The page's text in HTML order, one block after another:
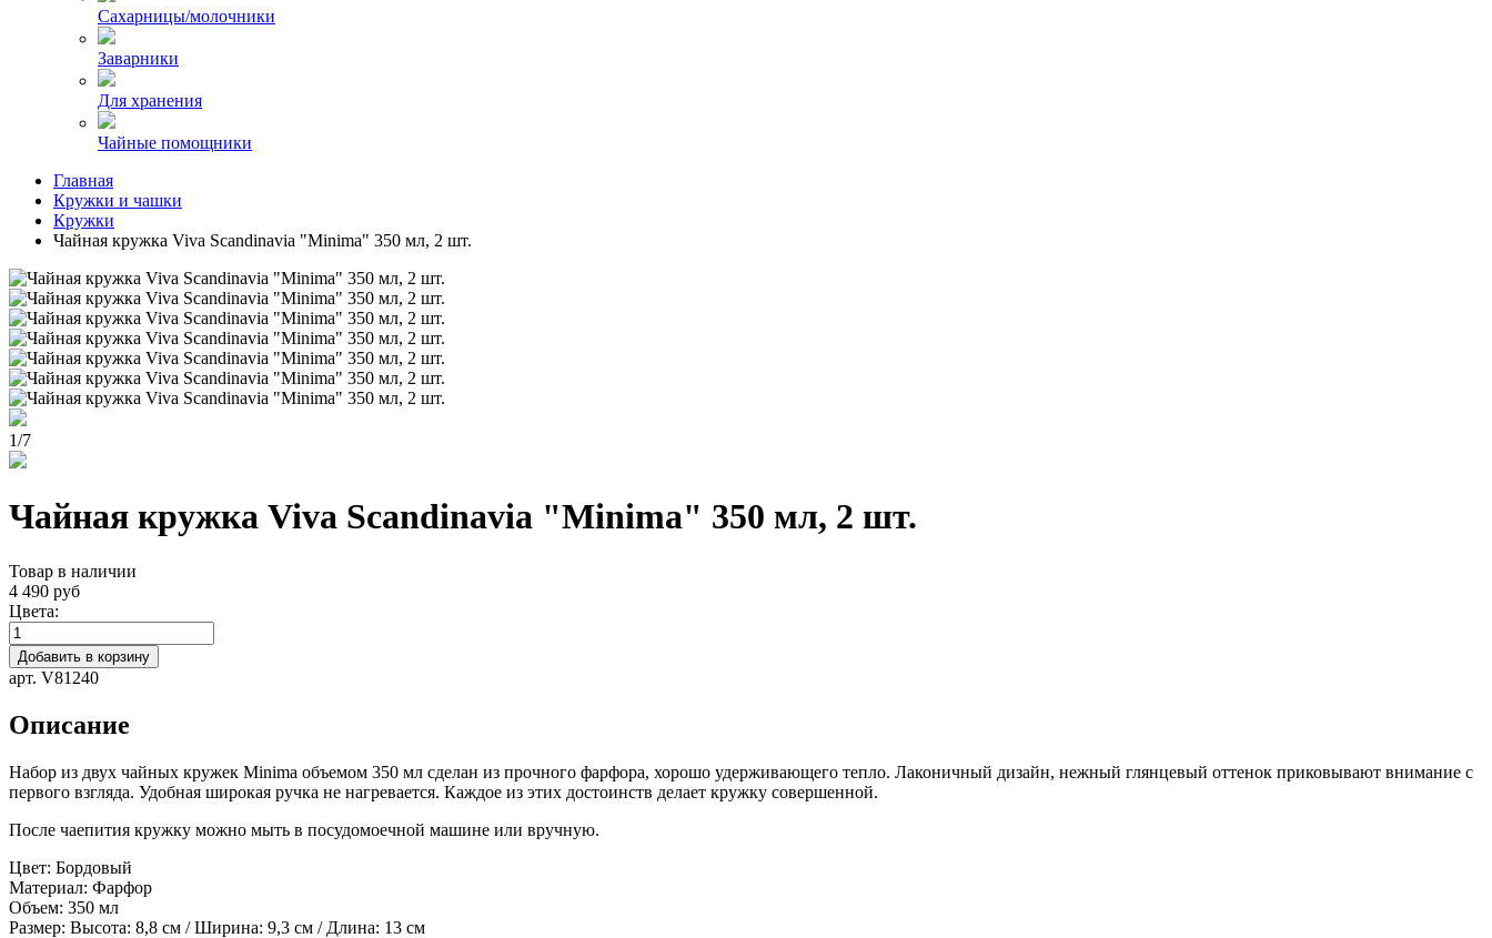
Сахарницы/молочники
Заварники
Для хранения
Чайные помощники
Главная
Кружки и чашки
Кружки
Чайная кружка Viva Scandinavia "Minima" 350 мл, 2 шт.
1/7
Чайная кружка Viva Scandinavia "Minima" 350 мл, 2 шт.
Товар в наличии
4 490 руб
Цвета:
Добавить в корзину
арт. V81240
Описание
Набор из двух чайных кружек Minima объемом 350 мл сделан из прочного фарфора, хорошо удерживающего тепло. Лаконичный дизайн, нежный глянцевый оттенок приковывают внимание с
первого взгляда. Удобная широкая ручка не нагревается. Каждое из этих достоинств делает кружку совершенной.
После чаепития кружку можно мыть в посудомоечной машине или вручную.
Цвет: Бордовый
Материал: Фарфор
Объем: 350 мл
Размер: Высота: 8,8 см / Ширина: 9,3 см / Длина: 13 см